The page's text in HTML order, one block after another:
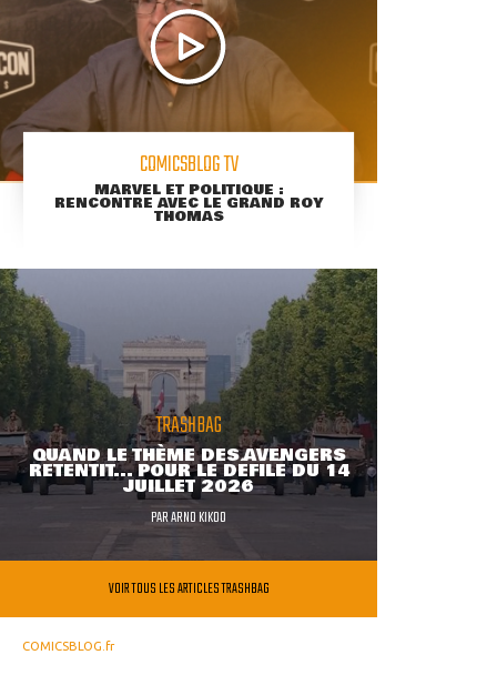
COMICSBLOG TV
MARVEL ET POLITIQUE :
RENCONTRE AVEC LE GRAND ROY
THOMAS
TRASHBAG
QUAND LE THÈME DES AVENGERS
RETENTIT... POUR LE DÉFILÉ DU 14
JUILLET 2026
PARARNO KIKOO
VOIR TOUS LES ARTICLES TRASHBAG
COMICSBLOG.fr